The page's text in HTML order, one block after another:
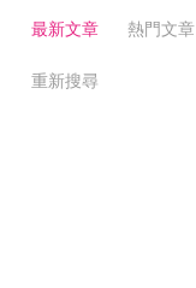
最新文章 熱門文章
重新搜尋